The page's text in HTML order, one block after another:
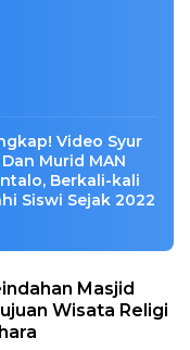
Video Syur
Murid MAN
Berkali-kali
Siswi Sejak 2022
Masjid
Wisata Religi